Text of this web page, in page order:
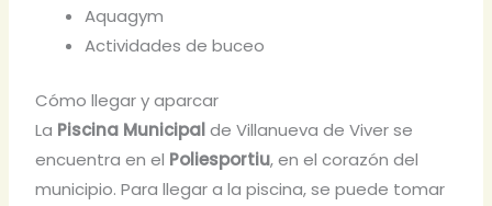
Aquagym
Actividades de buceo
Cómo llegar y aparcar
La Piscina Municipalde Villanueva de Viver se
encuentra en el Poliesportiu, en el corazón del
municipio. Para llegar a la piscina, se puede tomar